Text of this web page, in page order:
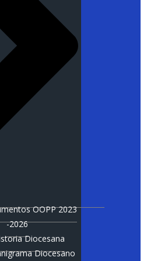
OOPP 2023
-2026
Diocesana
Diocesano